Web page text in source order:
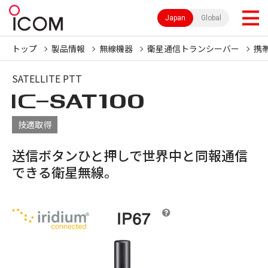
Japan Global
トップ 製品情報 無線機器 衛星通信トランシーバー 携
SATELLITE PTT
IC-SAT100
技適取得
送信ボタンひと押しで世界中と同報通信
できる衛星無線。